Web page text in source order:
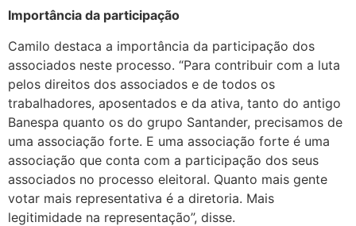
Importância da participação
Camilo destaca a importância da participação dos
associados neste processo. “Para contribuir com a luta
pelos direitos dos associados e de todos os
trabalhadores, aposentados e da ativa, tanto do antigo
Banespa quanto os do grupo Santander, precisamos de
uma associação forte. E uma associação forte é uma
associação que conta com a participação dos seus
associados no processo eleitoral. Quanto mais gente
votar mais representativa é a diretoria. Mais
legitimidade na representação”, disse.